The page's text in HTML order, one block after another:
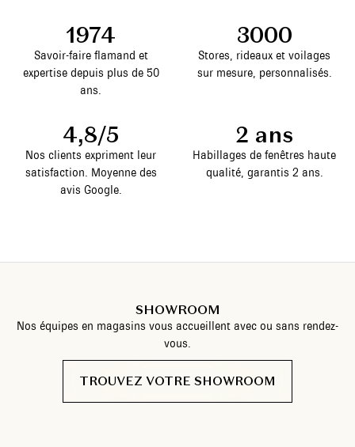
1974
Savoir-faire flamand et
expertise depuis plus de 50
ans.
3000
Stores, rideaux et voilages
sur mesure, personnalisés.
4,8/5
Nos clients expriment leur
satisfaction. Moyenne des
avis Google.
2 ans
Habillages de fenêtres haute
qualité, garantis 2 ans.
SHOWROOM
Nos équipes en magasins vous accueillent avec ou sans rendez-
vous.
TROUVEZ VOTRE SHOWROOM